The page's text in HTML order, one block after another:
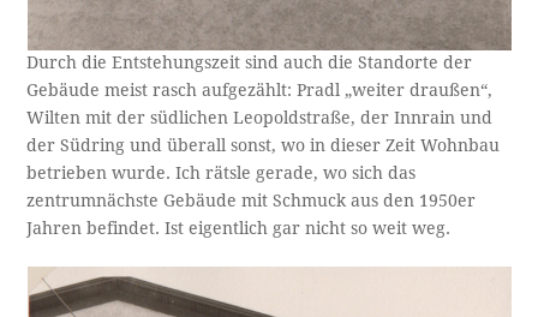
Durch die Entstehungszeit sind auch die Standorte der
Gebäude meist rasch aufgezählt: Pradl „weiter draußen“,
Wilten mit der südlichen Leopoldstraße, der Innrain und
der Südring und überall sonst, wo in dieser Zeit Wohnbau
betrieben wurde. Ich rätsle gerade, wo sich das
zentrumnächste Gebäude mit Schmuck aus den 1950er
Jahren befindet. Ist eigentlich gar nicht so weit weg.